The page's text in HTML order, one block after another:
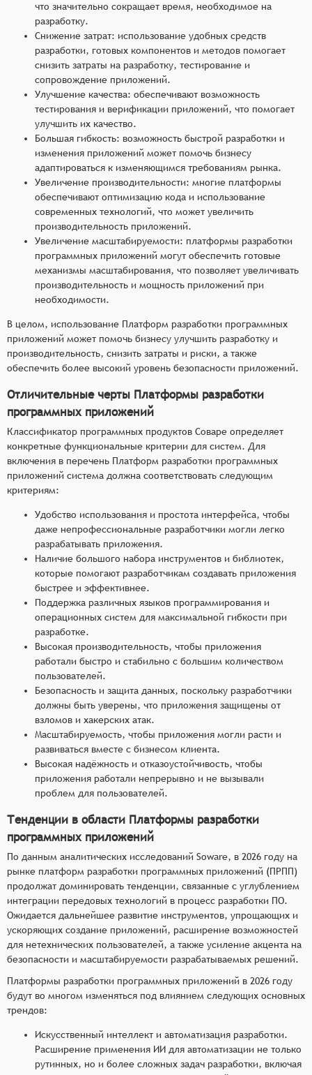
что значительно сокращает время, необходимое на
разработку.
Снижение затрат: использование удобных средств
разработки, готовых компонентов и методов помогает
снизить затраты на разработку, тестирование и
сопровождение приложений.
Улучшение качества: обеспечивают возможность
тестирования и верификации приложений, что помогает
улучшить их качество.
Большая гибкость: возможность быстрой разработки и
изменения приложений может помочь бизнесу
адаптироваться к изменяющимся требованиям рынка.
Увеличение производительности: многие платформы
обеспечивают оптимизацию кода и использование
современных технологий, что может увеличить
производительность приложений.
Увеличение масштабируемости: платформы разработки
программных приложений могут обеспечить готовые
механизмы масштабирования, что позволяет увеличивать
производительность и мощность приложений при
необходимости.
В целом, использование Платформ разработки программных
приложений может помочь бизнесу улучшить разработку и
производительность, снизить затраты и риски, а также
обеспечить более высокий уровень безопасности приложений.
Отличительные черты Платформы разработки
программных приложений
Классификатор программных продуктов Соваре определяет
конкретные функциональные критерии для систем. Для
включения в перечень Платформ разработки программных
приложений система должна соответствовать следующим
критериям:
Удобство использования и простота интерфейса, чтобы
даже непрофессиональные разработчики могли легко
разрабатывать приложения.
Наличие большого набора инструментов и библиотек,
которые помогают разработчикам создавать приложения
быстрее и эффективнее.
Поддержка различных языков программирования и
операционных систем для максимальной гибкости при
разработке.
Высокая производительность, чтобы приложения
работали быстро и стабильно с большим количеством
пользователей.
Безопасность и защита данных, поскольку разработчики
должны быть уверены, что приложения защищены от
взломов и хакерских атак.
Масштабируемость, чтобы приложения могли расти и
развиваться вместе с бизнесом клиента.
Высокая надёжность и отказоустойчивость, чтобы
приложения работали непрерывно и не вызывали
проблем для пользователей.
Тенденции в области Платформы разработки
программных приложений
По данным аналитических исследований Soware, в 2026 году на
рынке платформ разработки программных приложений (ПРПП)
продолжат доминировать тенденции, связанные с углублением
интеграции передовых технологий в процесс разработки ПО.
Ожидается дальнейшее развитие инструментов, упрощающих и
ускоряющих создание приложений, расширение возможностей
для нетехнических пользователей, а также усиление акцента на
безопасности и масштабируемости разрабатываемых решений.
Платформы разработки программных приложений в 2026 году
будут во многом изменяться под влиянием следующих основных
трендов:
Искусственный интеллект и автоматизация разработки.
Расширение применения ИИ для автоматизации не только
рутинных, но и более сложных задач разработки, включая